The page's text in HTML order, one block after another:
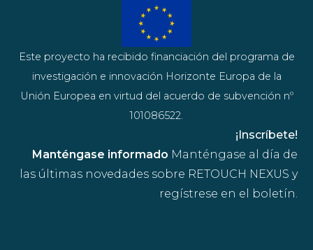
Manténgase informado Manténgase al día de
las últimas novedades sobre RETOUCH NEXUS y
regístrese en el boletín.
¡Inscríbete!
Este proyecto ha recibido financiación del programa de
investigación e innovación Horizonte Europa de la
Unión Europea en virtud del acuerdo de subvención nº
101086522.